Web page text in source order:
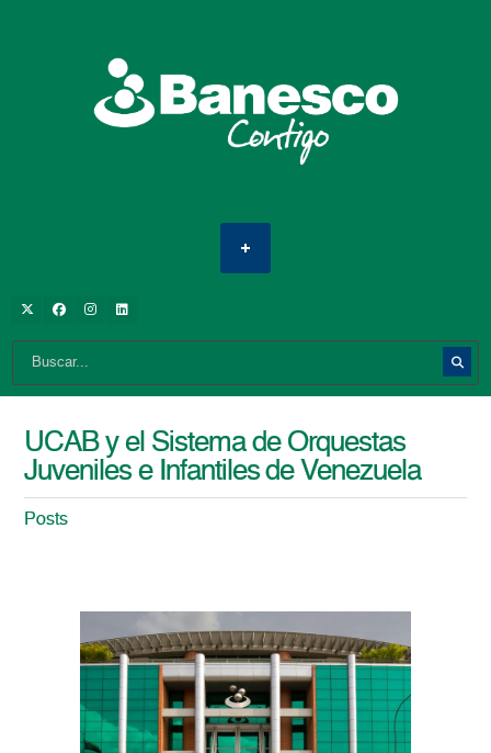
UCAB y el Sistema de Orquestas
Juveniles e Infantiles de Venezuela
Posts